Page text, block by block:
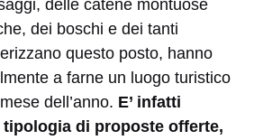
delle catene montuose
dei boschi e dei tanti
questo posto, hanno
a farne un luogo turistico
dell’anno. E’ infatti
di proposte offerte,